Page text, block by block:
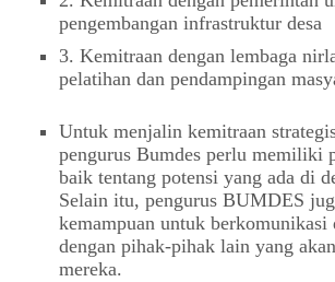
pengembangan infrastruktur desa
3. Kemitraan dengan lembaga
pelatihan dan pendampingan
Untuk menjalin kemitraan
pengurus Bumdes perlu memiliki
baik tentang potensi yang ada di
Selain itu, pengurus BUMDES
kemampuan untuk berkomunikasi
dengan pihak-pihak lain yang
mereka.